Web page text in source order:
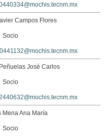
Campos Flores
Socio
José Carlos
Socio
Mena Ana María
Socio